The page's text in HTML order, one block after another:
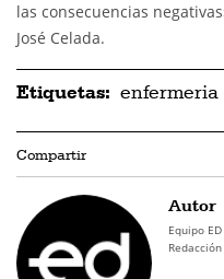
las consecuencias
José Celada.
Etiquetas:
Compartir
Autor
Equipo ED
Redacción